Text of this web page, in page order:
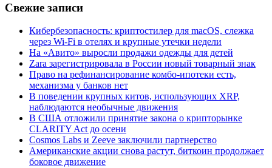
Свежие записи
Кибербезопасность: криптостилер для macOS, слежка
через Wi-Fi в отелях и крупные утечки недели
На «Авито» выросли продажи одежды для детей
Zara зарегистрировала в России новый товарный знак
Право на рефинансирование комбо-ипотеки есть,
механизма у банков нет
В поведении крупных китов, использующих XRP,
наблюдаются необычные движения
В США отложили принятие закона о крипторынке
CLARITY Act до осени
Cosmos Labs и Zeeve заключили партнерство
Американские акции снова растут, биткоин продолжает
боковое движение